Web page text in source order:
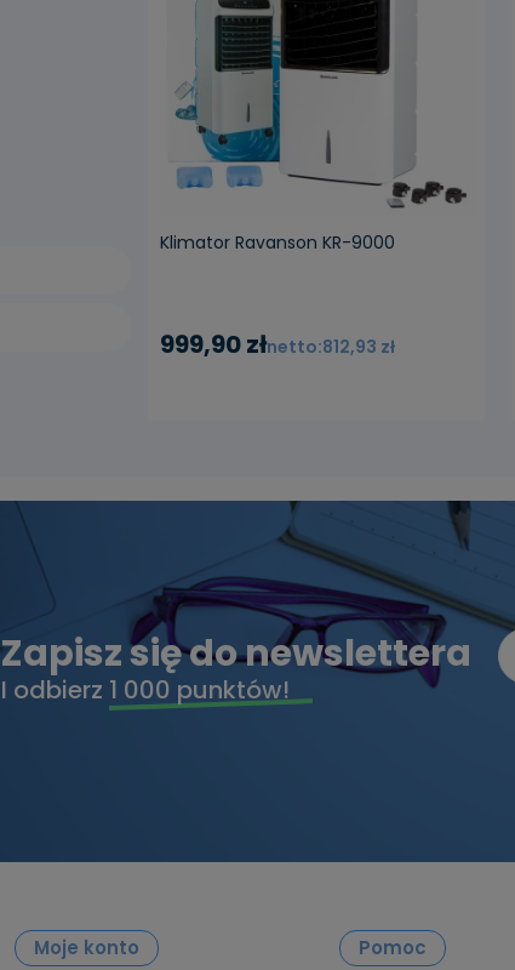
Klimator Ravanson KR-9000
999,90 zł 812,93 zł
powiadom o dostępności
Zapisz się do newslettera
I odbierz 1 000 punktów!
Moje konto Pomoc